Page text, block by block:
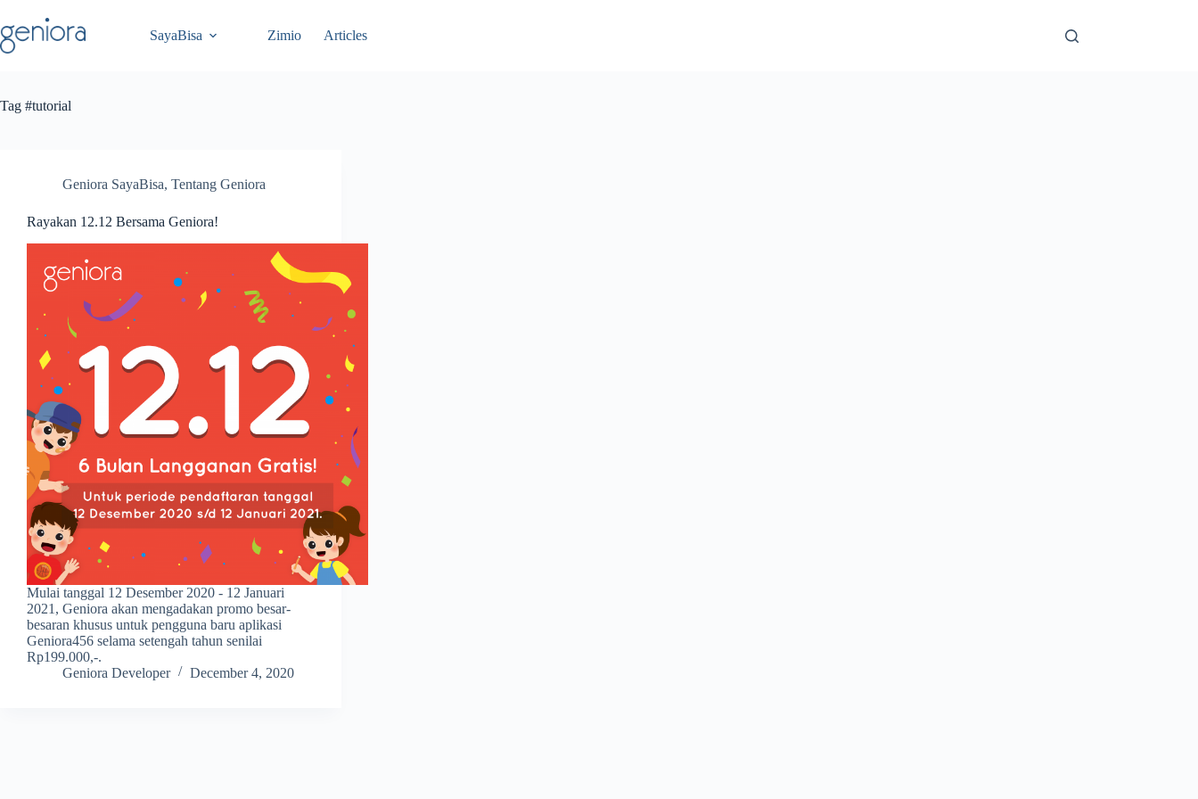
to
content
SayaBisa Zimio Articles
Tag #tutorial
Geniora SayaBisa, Tentang Geniora
Rayakan 12.12 Bersama Geniora!
Mulai tanggal 12 Desember 2020 - 12 Januari
2021, Geniora akan mengadakan promo besar-
besaran khusus untuk pengguna baru aplikasi
Geniora456 selama setengah tahun senilai
Rp199.000,-.
Geniora Developer
December 4, 2020